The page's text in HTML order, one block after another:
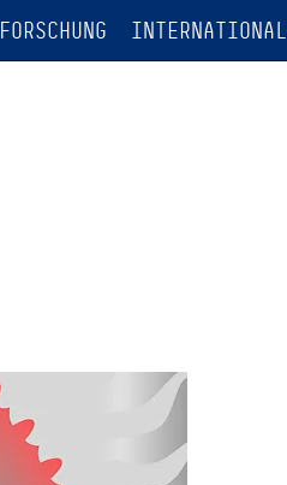
FORSCHUNG INTERNATIONAL